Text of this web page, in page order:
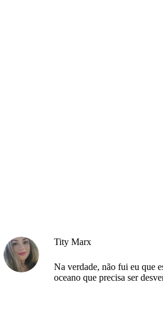
Tity Marx
Na verdade, não fui eu que
oceano que precisa ser